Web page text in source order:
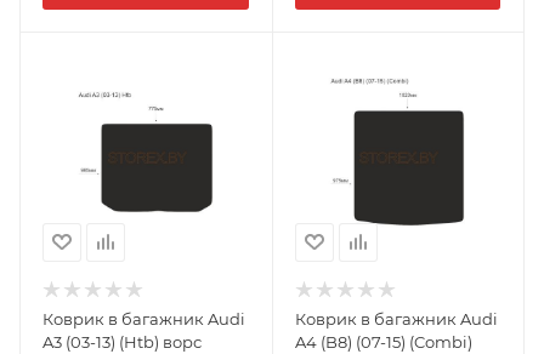
Коврик в багажник Audi
A3 (03-13) (Htb) ворс
Коврик в багажник Audi
A4 (B8) (07-15) (Combi)